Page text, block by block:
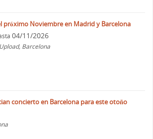
próximo Noviembre en Madrid y Barcelona
04/11/2026
Barcelona
concierto en Barcelona para este otoño